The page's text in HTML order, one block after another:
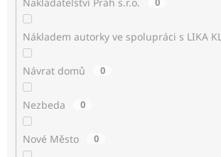
Nákladem autorky ve spolupráci s LIKA
Návrat domů 0
Nezbeda 0
Nové Město 0